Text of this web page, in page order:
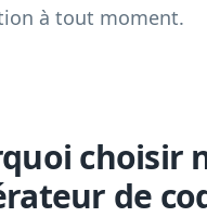
à tout moment.
choisir
de